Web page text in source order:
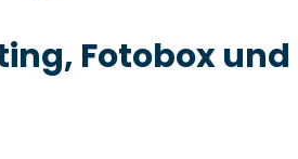
Fotobox